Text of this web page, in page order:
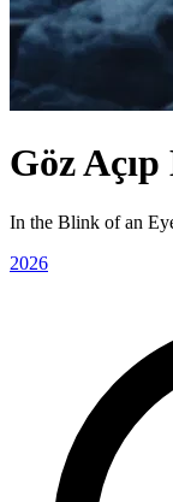
Göz
In the Blink of an
2026